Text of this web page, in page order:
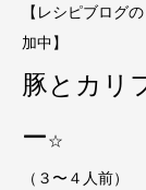
【レシピブログ
加中】
豚とカリ
ー☆
（３〜４人前）